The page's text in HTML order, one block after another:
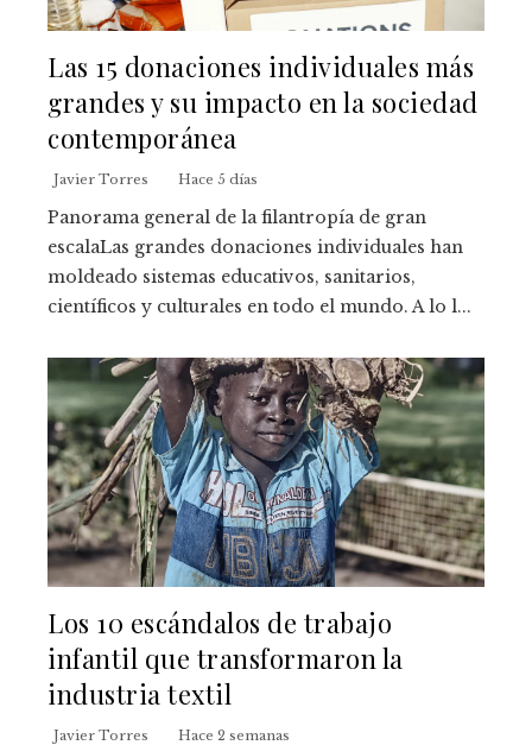
Las 15 donaciones individuales más
grandes y su impacto en la sociedad
contemporánea
Javier Torres Hace 5 días
Panorama general de la filantropía de gran
escalaLas grandes donaciones individuales han
moldeado sistemas educativos, sanitarios,
científicos y culturales en todo el mundo. A lo l...
Los 10 escándalos de trabajo
infantil que transformaron la
industria textil
Javier Torres Hace 2 semanas